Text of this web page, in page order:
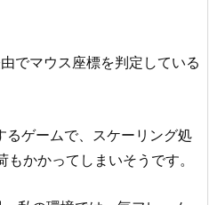
でマウス座標を判定している
ゲームで、スケーリング処
かかってしまいそうです。